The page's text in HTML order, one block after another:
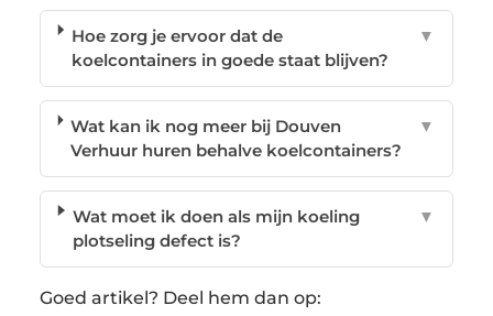
Hoe zorg je ervoor dat de
koelcontainers in goede staat blijven?
▼
Wat kan ik nog meer bij Douven
Verhuur huren behalve koelcontainers?
▼
Wat moet ik doen als mijn koeling
plotseling defect is?
▼
Goed artikel? Deel hem dan op: